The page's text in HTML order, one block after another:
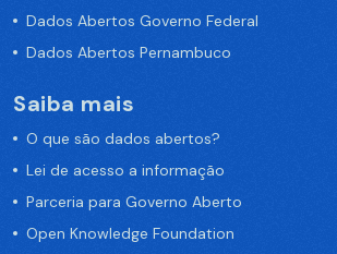
Dados Abertos Governo Federal
Dados Abertos Pernambuco
Saiba mais
O que são dados abertos?
Lei de acesso a informação
Parceria para Governo Aberto
Open Knowledge Foundation